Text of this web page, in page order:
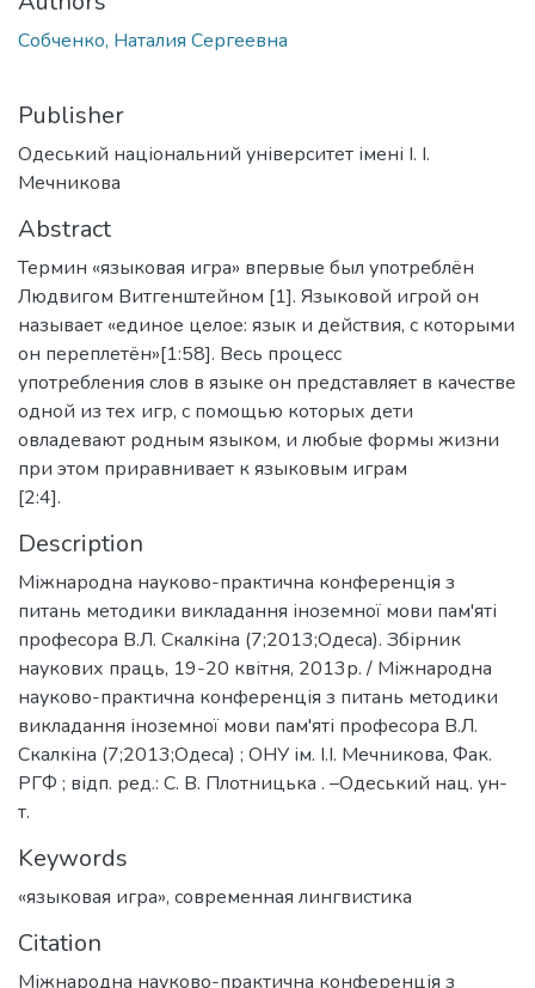
Собченко, Наталия Сергеевна
Publisher
Одеський національний університет імені І. І.
Мечникова
Abstract
Термин «языковая игра» впервые был употреблён
Людвигом Витгенштейном [1]. Языковой игрой он
называет «единое целое: язык и действия, с которыми
он переплетён»[1:58]. Весь процесс
употребления слов в языке он представляет в качестве
одной из тех игр, с помощью которых дети
овладевают родным языком, и любые формы жизни
при этом приравнивает к языковым играм
[2:4].
Description
Міжнародна науково-практична конференція з
питань методики викладання іноземної мови пам'яті
професора В.Л. Скалкіна (7;2013;Одеса). Збірник
наукових праць, 19-20 квітня, 2013р. / Міжнародна
науково-практична конференція з питань методики
викладання іноземної мови пам'яті професора В.Л.
Скалкіна (7;2013;Одеса) ; ОНУ ім. І.І. Мечникова, Фак.
РГФ ; відп. ред.: С. В. Плотницька . –Одеський нац. ун-
т.
Keywords
«языковая игра», современная лингвистика
Citation
Міжнародна науково-практична конференція з